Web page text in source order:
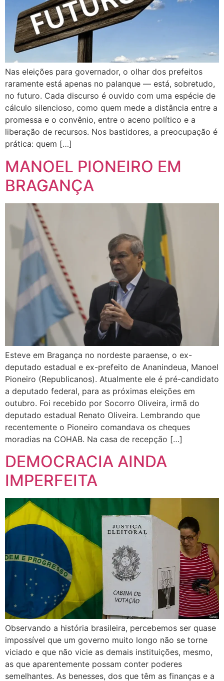
Nas eleições para governador, o olhar dos prefeitos
raramente está apenas no palanque — está, sobretudo,
no futuro. Cada discurso é ouvido com uma espécie de
cálculo silencioso, como quem mede a distância entre a
promessa e o convênio, entre o aceno político e a
liberação de recursos. Nos bastidores, a preocupação é
prática: quem […]
MANOEL PIONEIRO EM
BRAGANÇA
Esteve em Bragança no nordeste paraense, o ex-
deputado estadual e ex-prefeito de Ananindeua, Manoel
Pioneiro (Republicanos). Atualmente ele é pré-candidato
a deputado federal, para as próximas eleições em
outubro. Foi recebido por Socorro Oliveira, irmã do
deputado estadual Renato Oliveira. Lembrando que
recentemente o Pioneiro comandava os cheques
moradias na COHAB. Na casa de recepção […]
DEMOCRACIA AINDA
IMPERFEITA
Observando a história brasileira, percebemos ser quase
impossível que um governo muito longo não se torne
viciado e que não vicie as demais instituições, mesmo,
as que aparentemente possam conter poderes
semelhantes. As benesses, dos que têm as finanças e a